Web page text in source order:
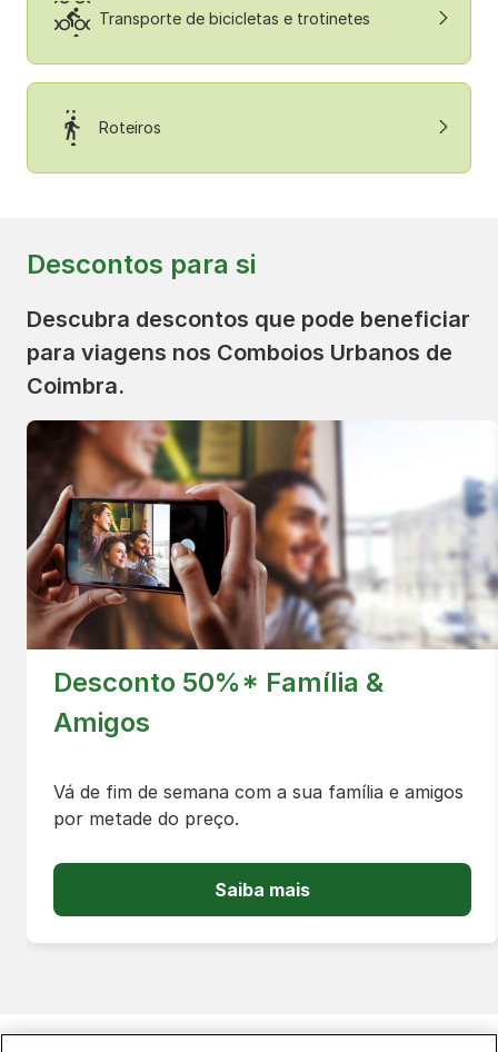
Transporte de bicicletas e trotinetes
Roteiros
Descontos para si
Descubra descontos que pode beneficiar
para viagens nos Comboios Urbanos de
Coimbra.
Desconto 50%* Família &
Amigos
Vá de fim de semana com a sua família e amigos
por metade do preço.
Saiba mais